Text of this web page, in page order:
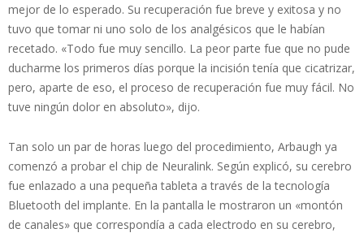
mejor de lo esperado. Su recuperación fue breve y exitosa y no
tuvo que tomar ni uno solo de los analgésicos que le habían
recetado. «Todo fue muy sencillo. La peor parte fue que no pude
ducharme los primeros días porque la incisión tenía que cicatrizar,
pero, aparte de eso, el proceso de recuperación fue muy fácil. No
tuve ningún dolor en absoluto», dijo.
Tan solo un par de horas luego del procedimiento, Arbaugh ya
comenzó a probar el chip de Neuralink. Según explicó, su cerebro
fue enlazado a una pequeña tableta a través de la tecnología
Bluetooth del implante. En la pantalla le mostraron un «montón
de canales» que correspondía a cada electrodo en su cerebro,